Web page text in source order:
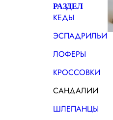
РАЗДЕЛ
КЕДЫ
ЭСПАДРИЛЬИ
ЛОФЕРЫ
КРОССОВКИ
САНДАЛИИ
ШЛЕПАНЦЫ